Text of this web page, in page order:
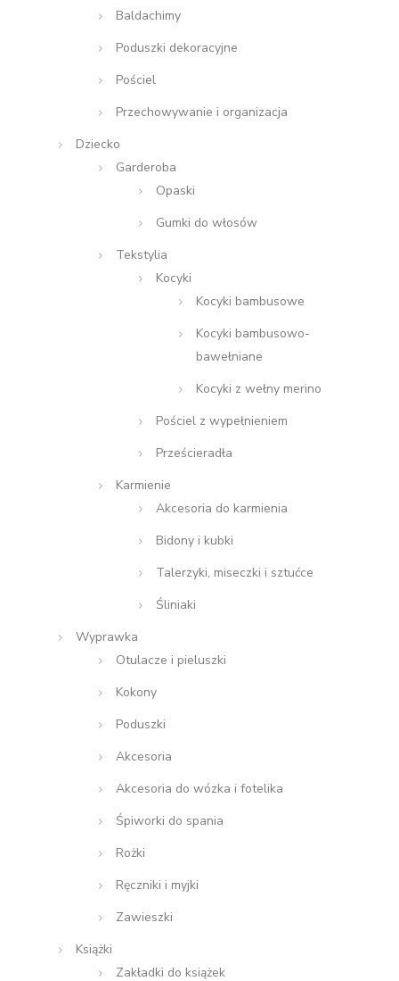
Baldachimy
Poduszki dekoracyjne
Pościel
Przechowywanie i organizacja
Dziecko
Garderoba
Opaski
Gumki do włosów
Tekstylia
Kocyki
Kocyki bambusowe
Kocyki bambusowo-
bawełniane
Kocyki z wełny merino
Pościel z wypełnieniem
Prześcieradła
Karmienie
Akcesoria do karmienia
Bidony i kubki
Talerzyki, miseczki i sztućce
Śliniaki
Wyprawka
Otulacze i pieluszki
Kokony
Poduszki
Akcesoria
Akcesoria do wózka i fotelika
Śpiworki do spania
Rożki
Ręczniki i myjki
Zawieszki
Książki
Zakładki do książek